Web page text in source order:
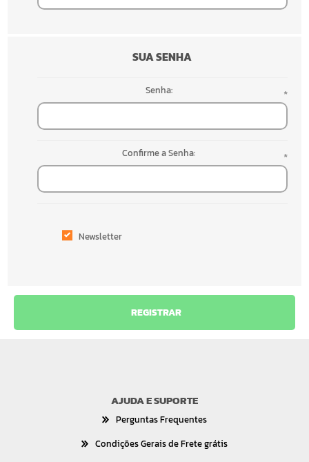
SUA SENHA
Senha: *
Confirme a Senha: *
Newsletter
AJUDA E SUPORTE
Perguntas Frequentes
Condições Gerais de Frete grátis